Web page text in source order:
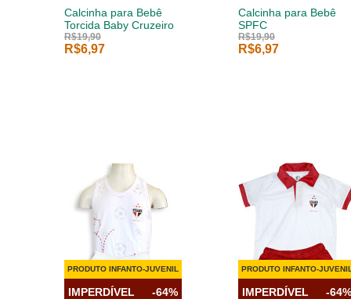
Calcinha para Bebê
Torcida Baby Cruzeiro
R$19,90
R$6,97
Calcinha para Bebê
SPFC
R$19,90
R$6,97
IMPERDÍVEL -64%
PRODUTO INFANTO-JUVENIL
IMPERDÍVEL -64%
PRODUTO INFANTO-